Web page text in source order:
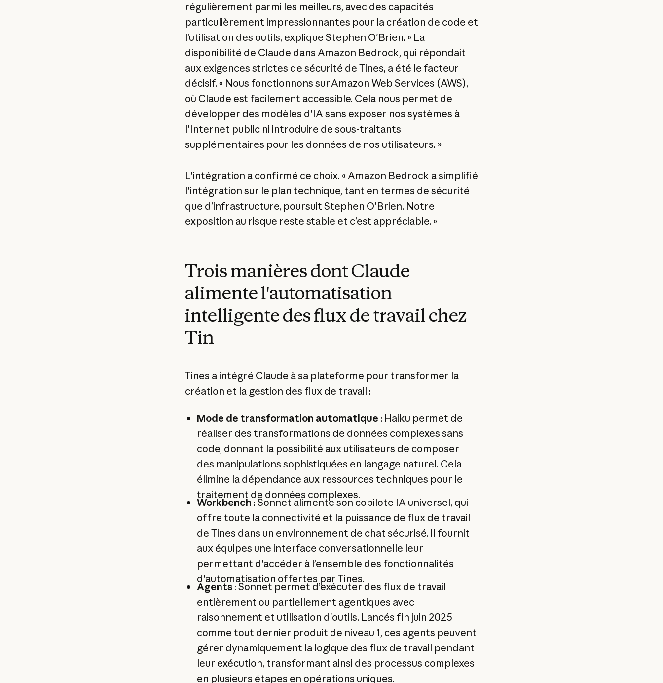
régulièrement parmi les meilleurs, avec des capacités
particulièrement impressionnantes pour la création de code et
l’utilisation des outils, explique Stephen O'Brien. » La
disponibilité de Claude dans Amazon Bedrock, qui répondait
aux exigences strictes de sécurité de Tines, a été le facteur
décisif. « Nous fonctionnons sur Amazon Web Services (AWS),
où Claude est facilement accessible. Cela nous permet de
développer des modèles d'IA sans exposer nos systèmes à
l'Internet public ni introduire de sous-traitants
supplémentaires pour les données de nos utilisateurs. »
L'intégration a confirmé ce choix. « Amazon Bedrock a simplifié
l'intégration sur le plan technique, tant en termes de sécurité
que d’infrastructure, poursuit Stephen O'Brien. Notre
exposition au risque reste stable et c’est appréciable. »
Trois manières dont Claude
alimente l'automatisation
intelligente des flux de travail chez
Tin
Tines a intégré Claude à sa plateforme pour transformer la
création et la gestion des flux de travail :
Mode de transformation automatique : Haiku permet de
réaliser des transformations de données complexes sans
code, donnant la possibilité aux utilisateurs de composer
des manipulations sophistiquées en langage naturel. Cela
élimine la dépendance aux ressources techniques pour le
traitement de données complexes.
Workbench: Sonnet alimente son copilote IA universel, qui
offre toute la connectivité et la puissance de flux de travail
de Tines dans un environnement de chat sécurisé. Il fournit
aux équipes une interface conversationnelle leur
permettant d'accéder à l’ensemble des fonctionnalités
d'automatisation offertes par Tines.
Agents: Sonnet permet d’exécuter des flux de travail
entièrement ou partiellement agentiques avec
raisonnement et utilisation d'outils. Lancés fin juin 2025
comme tout dernier produit de niveau 1, ces agents peuvent
gérer dynamiquement la logique des flux de travail pendant
leur exécution, transformant ainsi des processus complexes
en plusieurs étapes en opérations uniques.